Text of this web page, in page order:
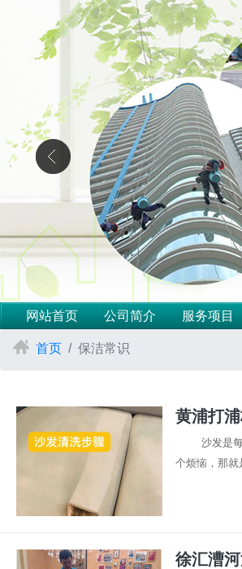
网站首页 公司简介 服务项目
首页 保洁常识
黄浦打
沙发是
个烦恼，那
徐汇漕